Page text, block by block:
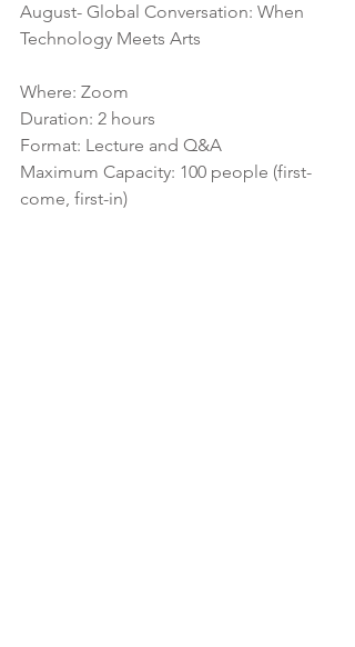
August- Global Conversation: When
Technology Meets Arts
Where: Zoom
Duration: 2 hours
Format: Lecture and Q&A
Maximum Capacity: 100 people (first-
come, first-in)